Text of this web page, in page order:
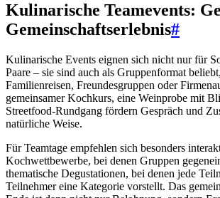
Kulinarische Teamevents:
Gemeinschaftserlebnis#
Kulinarische Events eignen sich nicht nur für
Paare – sie sind auch als Gruppenformat
Familienreisen, Freundesgruppen oder
gemeinsamer Kochkurs, eine Weinprobe mit
Streetfood-Rundgang fördern Gespräch und
natürliche Weise.
Für Teamtage empfehlen sich besonders
Kochwettbewerbe, bei denen Gruppen
thematische Degustationen, bei denen jede
Teilnehmer eine Kategorie vorstellt. Das